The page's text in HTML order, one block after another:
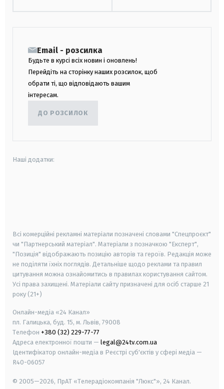
Email - розсилка
Будьте в курсі всіх новин і оновлень!
Перейдіть на сторінку наших розсилок, щоб
обрати ті, що відповідають вашим
інтересам.
ДО РОЗСИЛОК
Наші додатки:
Всі комерційні рекламні матеріали позначені словами "Спецпроєкт"
чи "Партнерський матеріал". Матеріали з позначкою "Експерт",
"Позиція" відображають позицію авторів та героїв. Редакція може
не поділяти їхніх поглядів. Детальніше щодо реклами та правил
цитування можна ознайомитись в правилах користування сайтом.
Усі права захищені. Матеріали сайту призначені для осіб старше 21
року (21+)
Онлайн-медіа «24 Канал»
пл. Галицька, буд. 15, м. Львів, 79008
Телефон +380 (32) 229-77-77
Адреса електронної пошти — legal@24tv.com.ua
Ідентифікатор онлайн-медіа в Реєстрі суб'єктів у сфері медіа —
R40-06057
© 2005—2026, ПрАТ «Телерадіокомпанія "Люкс"», 24 Канал.